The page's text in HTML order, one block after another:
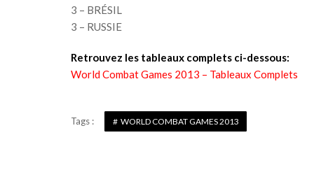
3 – BRÉSIL
3 – RUSSIE
Retrouvez les tableaux complets ci-dessous:
World Combat Games 2013 – Tableaux Complets
Tags : WORLD COMBAT GAMES 2013